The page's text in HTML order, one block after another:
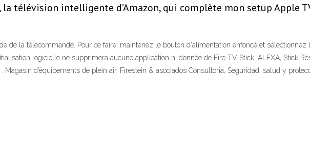
la télévision intelligente d’Amazon, qui complète mon setup Apple
de la télécommande. Pour ce faire, maintenez le bouton d'alimentation enfoncé et
logicielle ne supprimera aucune application ni donnée de Fire TV Stick. ALEXA, Stick
d’équipements de plein air. Firestein & asociados Consultoria, Seguridad, salud y